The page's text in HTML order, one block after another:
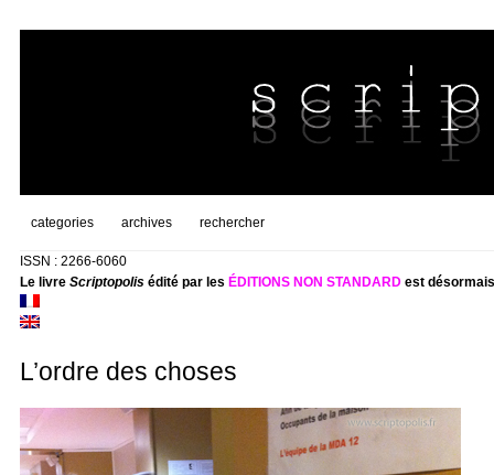
categories archives rechercher
ISSN : 2266-6060
Le livre Scriptopolisédité par les ÉDITIONS NON STANDARDest
L’ordre des choses